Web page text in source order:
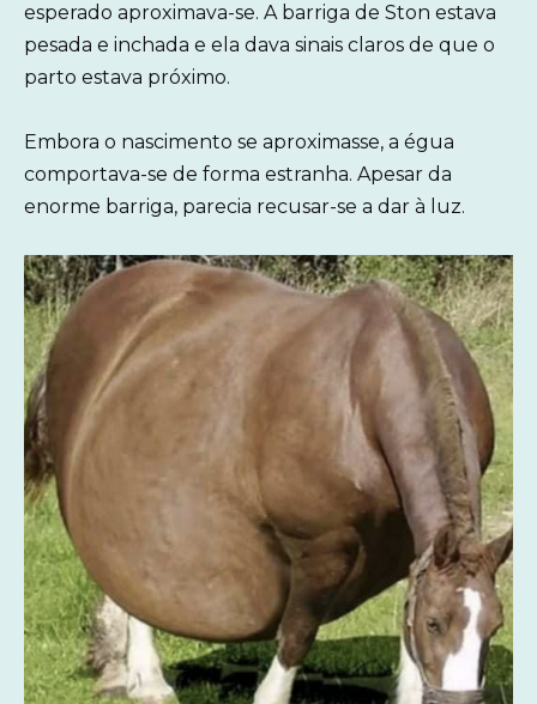
esperado aproximava-se. A barriga de Ston estava
pesada e inchada e ela dava sinais claros de que o
parto estava próximo.
Embora o nascimento se aproximasse, a égua
comportava-se de forma estranha. Apesar da
enorme barriga, parecia recusar-se a dar à luz.